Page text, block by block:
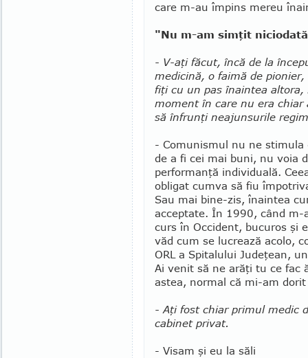
care m-au împins mereu
"Nu m-am simţit
- V-aţi făcut, încă de la
medicină, o faimă de
fiţi cu un pas înaintea
moment în care nu era chiar
să înfrunţi neajunsurile
- Comunismul nu ne stimula
de a fi cei mai buni, nu voia
perfor­man­ţă individuală.
obligat cumva să fiu
Sau mai bine-zis, îna­intea
acceptate. În 1990, când
curs în Occident, bucuros şi
văd cum se lucrează acolo,
ORL a Spitalului Judeţean,
Ai venit să ne arăţi tu ce fac
astea, normal că mi-am
- Aţi fost chiar primul medic
cabinet privat.
- Visam şi eu la săli